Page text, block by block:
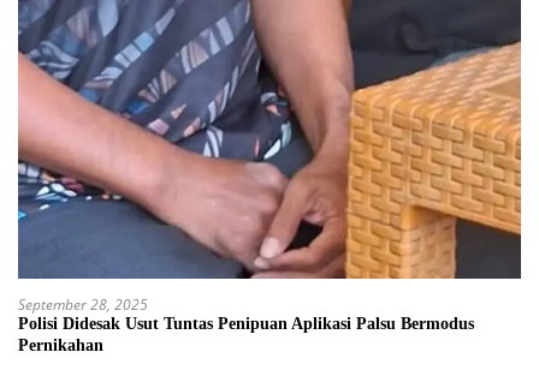
September 28, 2025
Polisi Didesak Usut Tuntas Penipuan Aplikasi Palsu Bermodus
Pernikahan